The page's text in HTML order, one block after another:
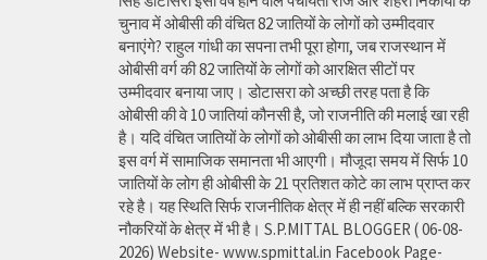
चुनाव में ओबीसी की वंचित 82 जातियों के लोगों को उम्मीदवार
बनाएंगे? राहुल गांधी का सपना तभी पूरा होगा, जब राजस्थान में
ओबीसी वर्ग की 82 जातियों के लोगों को आरक्षित सीटों पर
उम्मीदवार बनाया जाए। डोटासरा को अच्छी तरह पता है कि
ओबीसी की वे 10 जातियां कौनसी है, जो राजनीति की मलाई खा रही
है। यदि वंचित जातियों के लोगों को ओबीसी का लाभ दिया जाता है तो
इस वर्ग में सामाजिक समानता भी आएगी। मौजूदा समय में सिर्फ 10
जातियों के लोग ही ओबीसी के 21 प्रतिशत कोटे का लाभ प्राप्त कर
रहे है। यह स्थिति सिर्फ राजनीतिक क्षेत्र में ही नहीं बल्कि सरकारी
नौकरियों के क्षेत्र में भी है। S.P.MITTAL BLOGGER ( 06-08-
2026) Website- www.spmittal.in Facebook Page-